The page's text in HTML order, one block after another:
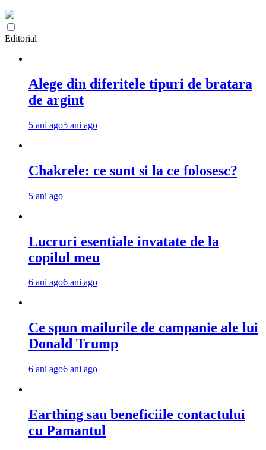
Editorial
Alege din diferitele tipuri de bratara
de argint
5 ani ago5 ani ago
Chakrele: ce sunt si la ce folosesc?
5 ani ago
Lucruri esentiale invatate de la
copilul meu
6 ani ago6 ani ago
Ce spun mailurile de campanie ale lui
Donald Trump
6 ani ago6 ani ago
Earthing sau beneficiile contactului
cu Pamantul